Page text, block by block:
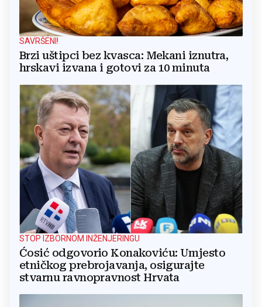
SAVRŠENI!
Brzi uštipci bez kvasca: Mekani iznutra,
hrskavi izvana i gotovi za 10 minuta
STOP IZBORNOM INŽENJERINGU
Ćosić odgovorio Konakoviću: Umjesto
etničkog prebrojavanja, osigurajte
stvarnu ravnopravnost Hrvata